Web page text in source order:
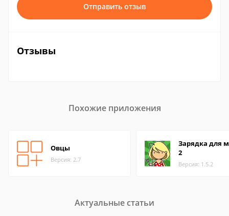
Отправить отзыв
Отзывы
Похожие приложения
Овцы
Версия: 2.7
Зарядка для
2
Версия: 1.5.2
Актуальные статьи